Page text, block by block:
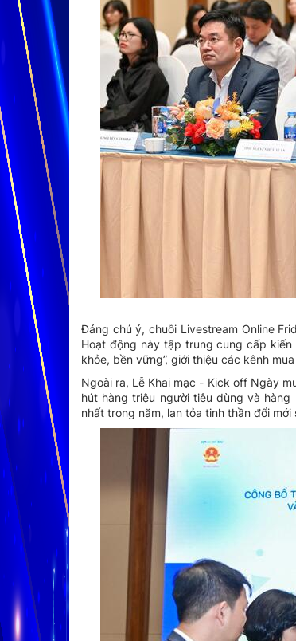
Đáng chú ý, chuỗi Livestream Online
Hoạt động này tập trung cung cấp
khỏe, bền vững”, giới thiệu các kênh
Ngoài ra, Lễ Khai mạc - Kick off Ngày
hút hàng triệu người tiêu dùng và
nhất trong năm, lan tỏa tinh thần đổi